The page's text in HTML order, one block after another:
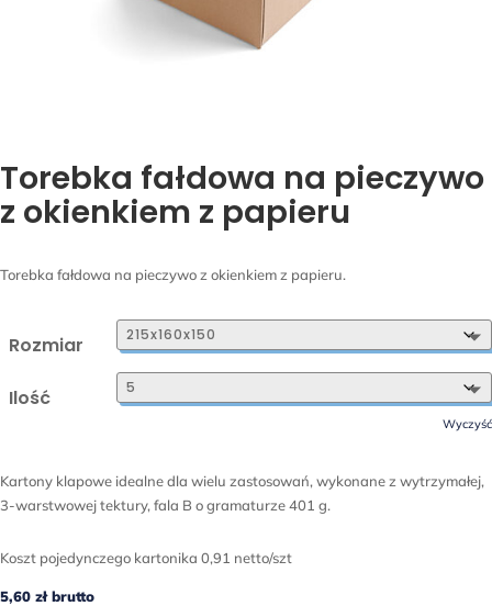
Torebka fałdowa na pieczywo
z okienkiem z papieru
Torebka fałdowa na pieczywo z okienkiem z papieru.
Rozmiar
Ilość
Wyczyść
Kartony klapowe idealne dla wielu zastosowań, wykonane z wytrzymałej,
3-warstwowej tektury, fala B o gramaturze 401 g.
Koszt pojedynczego kartonika 0,91 netto/szt
5,60 zł brutto